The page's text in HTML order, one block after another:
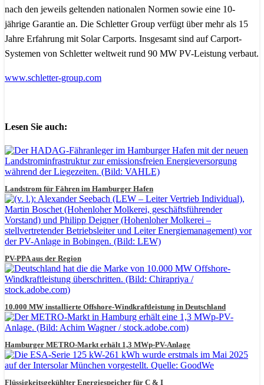
nach den jeweils geltenden nationalen Normen sowie eine 10-
jährige Garantie an. Die Schletter Group verfügt über mehr als 15
Jahre Erfahrung mit Solar Carports. Insgesamt sind auf Carport-
Systemen von Schletter weltweit rund 90 MW PV-Leistung verbaut.
www.schletter-group.com
Lesen Sie auch:
Landstrom für Fähren im Hamburger Hafen
PV-PPA aus der Region
10.000 MW installierte Offshore-Windkraftleistung in Deutschland
Hamburger METRO-Markt erhält 1,3 MWp-PV-Anlage
Flüssigkeitsgekühlter Energiespeicher für C & I